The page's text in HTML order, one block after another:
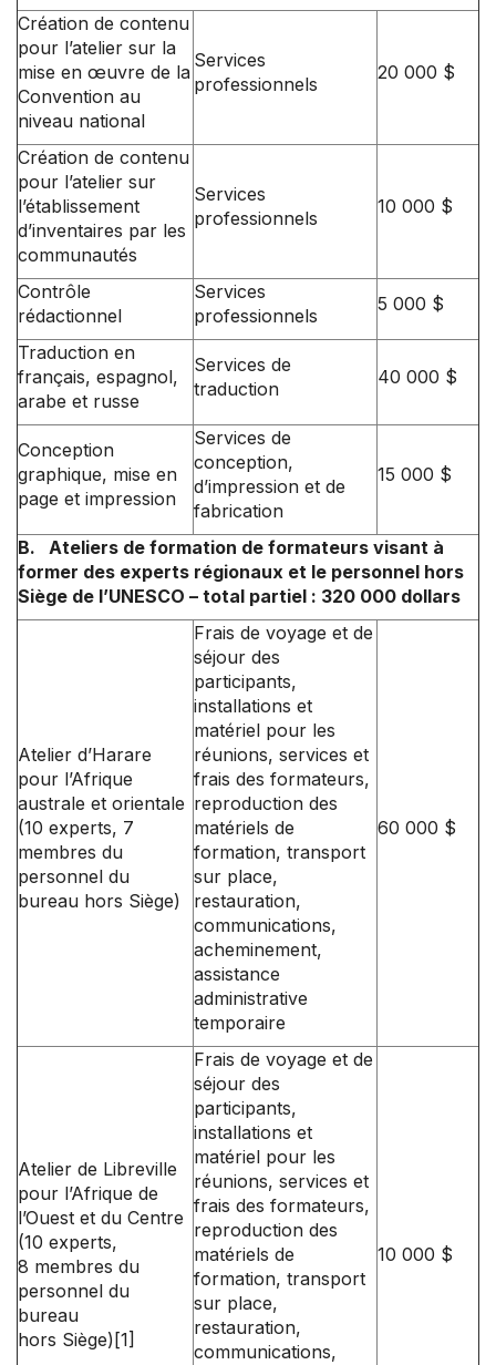
Création de contenu
pour l’atelier sur la
mise en œuvre de la
Convention au
niveau national
Services
professionnels
20 000 $
Création de contenu
pour l’atelier sur
l’établissement
d’inventaires par les
communautés
Services
professionnels
10 000 $
Contrôle
rédactionnel
Services
professionnels
5 000 $
Traduction en
français, espagnol,
arabe et russe
Services de
traduction
40 000 $
Conception
graphique, mise en
page et impression
Services de
conception,
d’impression et de
fabrication
15 000 $
B. Ateliers de formation de formateurs visant à
former des experts régionaux et le personnel hors
Siège de l’UNESCO – total partiel : 320 000 dollars
Atelier d’Harare
pour l’Afrique
australe et orientale
(10 experts, 7
membres du
personnel du
bureau hors Siège)
Frais de voyage et de
séjour des
participants,
installations et
matériel pour les
réunions, services et
frais des formateurs,
reproduction des
matériels de
formation, transport
sur place,
restauration,
communications,
acheminement,
assistance
administrative
temporaire
60 000 $
Atelier de Libreville
pour l’Afrique de
l’Ouest et du Centre
(10 experts,
8 membres du
personnel du
bureau
hors Siège) [1]
Frais de voyage et de
séjour des
participants,
installations et
matériel pour les
réunions, services et
frais des formateurs,
reproduction des
matériels de
formation, transport
sur place,
restauration,
communications,
10 000 $